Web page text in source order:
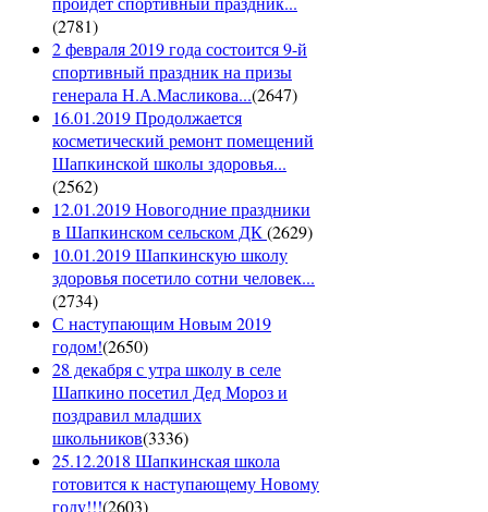
(2781)
2 февраля 2019 года состоится 9-й
спортивный праздник на призы
генерала Н.А.Масликова...(2647)
16.01.2019 Продолжается
косметический ремонт помещений
Шапкинской школы здоровья...
(2562)
12.01.2019 Новогодние праздники
в Шапкинском сельском ДК(2629)
10.01.2019 Шапкинскую школу
здоровья посетило сотни человек...
(2734)
С наступающим Новым 2019
годом!(2650)
28 декабря с утра школу в селе
Шапкино посетил Дед Мороз и
поздравил младших
школьников(3336)
25.12.2018 Шапкинская школа
готовится к наступающему Новому
году!!!(2603)